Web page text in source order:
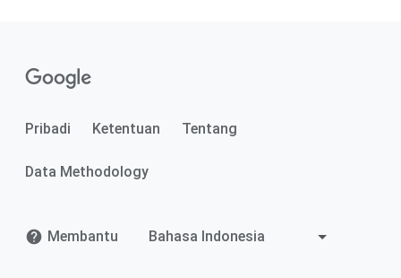
Pribadi Ketentuan Tentang
Data Methodology
Membantu